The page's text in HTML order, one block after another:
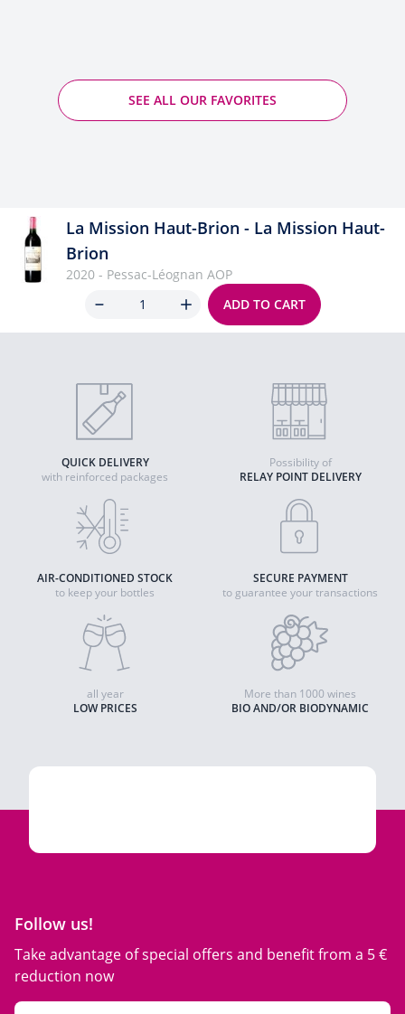
SEE ALL OUR FAVORITES
La Mission Haut-Brion - La Mission Haut-
Brion
2020 - Pessac-Léognan AOP
ADD TO CART
QUICK DELIVERY
with reinforced packages
RELAY POINT DELIVERY
Possibility of
AIR-CONDITIONED STOCK
to keep your bottles
SECURE PAYMENT
to guarantee your transactions
LOW PRICES
all year
BIO AND/OR BIODYNAMIC
More than 1000 wines
Follow us!
Take advantage of special offers and benefit from a 5 €
reduction now
Email Address